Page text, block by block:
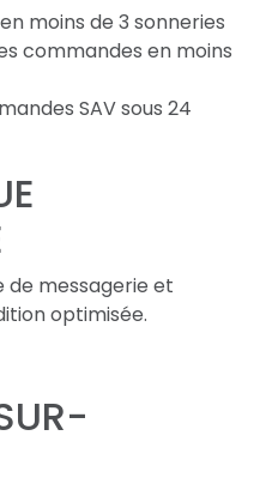
moins de 3 sonneries
commandes en moins
SAV sous 24
de messagerie et
optimisée.